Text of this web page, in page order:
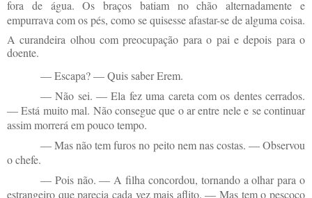
fora de água. Os braços batiam no chão alternadamente e
empurrava com os pés, como se quisesse afastar-se de alguma coisa.
A curandeira olhou com preocupação para o pai e depois para o
doente.
— Escapa? — Quis saber Erem.
— Não sei. — Ela fez uma careta com os dentes cerrados.
— Está muito mal. Não consegue que o ar entre nele e se continuar
assim morrerá em pouco tempo.
— Mas não tem furos no peito nem nas costas. — Observou
o chefe.
— Pois não. — A filha concordou, tornando a olhar para o
estrangeiro que parecia cada vez mais aflito. — Mas tem o pescoço